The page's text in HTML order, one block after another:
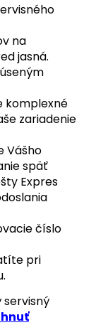
na
jasná.
komplexné
zariadenie
Vášho
späť
Expres
číslo
pri